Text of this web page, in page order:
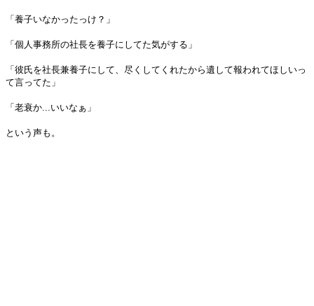
「養子いなかったっけ？」
「個人事務所の社長を養子にしてた気がする」
「彼氏を社長兼養子にして、尽くしてくれたから遺して報われてほしいっ
て言ってた」
「老衰か...いいなぁ」
という声も。